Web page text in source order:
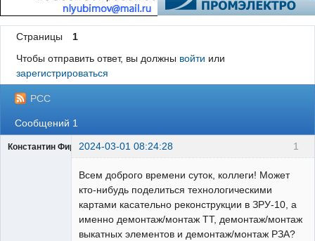
Страницы
1
Чтобы отправить ответ, вы должны войти или
зарегистрироваться
РСС
Сообщений 1
1
Константин Фирсов2024-03-01 08:24:28
Всем доброго времени суток, коллеги! Может
кто-нибудь поделиться технологическими
картами касательно реконструкции в ЗРУ-10, а
именно демонтаж/монтаж ТТ, демонтаж/монтаж
выкатных элементов и демонтаж/монтаж РЗА?